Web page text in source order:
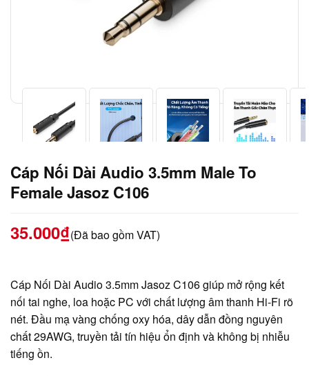
Cáp Nối Dài Audio 3.5mm Male To
Female Jasoz C106
35.000₫(Đã bao gồm VAT)
Cáp Nối Dài Audio 3.5mm Jasoz C106 giúp mở rộng kết
nối tai nghe, loa hoặc PC với chất lượng âm thanh Hi-Fi rõ
nét. Đầu mạ vàng chống oxy hóa, dây dẫn đồng nguyên
chất 29AWG, truyền tải tín hiệu ổn định và không bị nhiễu
tiếng ồn.